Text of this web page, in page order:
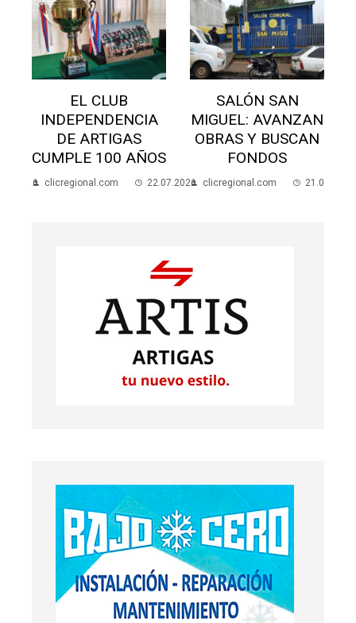
SALÓN SAN
MIGUEL: AVANZAN
OBRAS Y BUSCAN
FONDOS
clicregional.com 21.07.2026
AMOR EXIGENTE
ORGANIZA
CHARLA SOBRE
SALUD MENTAL
clicregional.com 15.07.2026